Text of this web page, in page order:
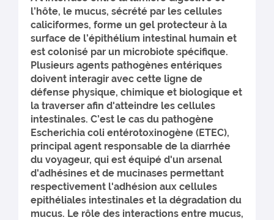
l’hôte, le mucus, sécrété par les cellules
caliciformes, forme un gel protecteur à la
surface de l’épithélium intestinal humain et
est colonisé par un microbiote spécifique.
Plusieurs agents pathogènes entériques
doivent interagir avec cette ligne de
défense physique, chimique et biologique et
la traverser afin d'atteindre les cellules
intestinales. C’est le cas du pathogène
Escherichia coli entérotoxinogène (ETEC),
principal agent responsable de la diarrhée
du voyageur, qui est équipé d'un arsenal
d'adhésines et de mucinases permettant
respectivement l'adhésion aux cellules
epithéliales intestinales et la dégradation du
mucus. Le rôle des interactions entre mucus,